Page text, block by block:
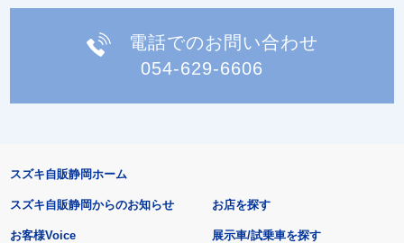
電話でのお問い合わせ
054-629-6606
スズキ自販静岡ホーム
スズキ自販静岡からのお知らせ
お客様Voice
お店を探す
展示車/試乗車を探す